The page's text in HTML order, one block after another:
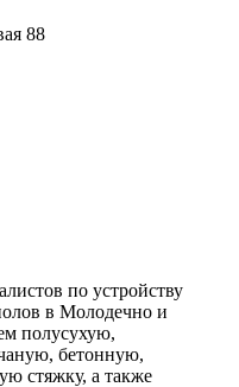
88
по устройству
в Молодечно и
полусухую,
бетонную,
стяжку, а также